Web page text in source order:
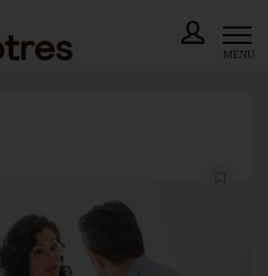
MENU